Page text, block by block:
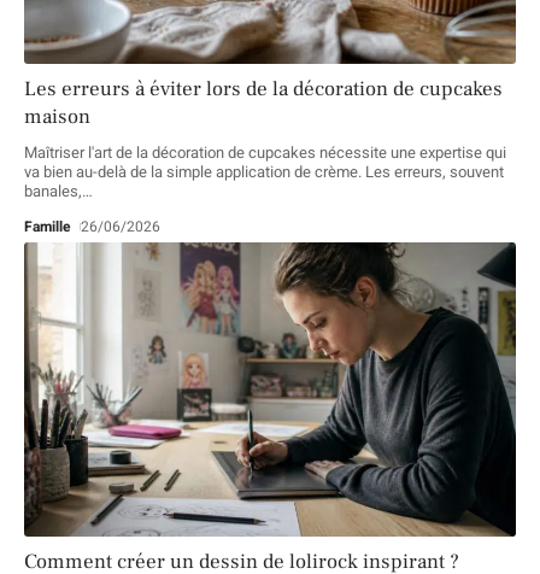
Les erreurs à éviter lors de la décoration de cupcakes
maison
Maîtriser l'art de la décoration de cupcakes nécessite une expertise qui
va bien au-delà de la simple application de crème. Les erreurs, souvent
banales,…
Famille 26/06/2026
Comment créer un dessin de lolirock inspirant ?